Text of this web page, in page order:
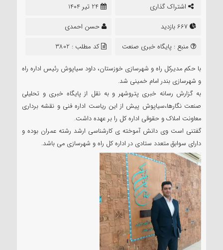
اشتراک گذاری
24 تیر 1404
حسن احمدی
منبع : پایگاه خبری صنعت
نگارها
کد مطلب : 3802
با حکم مدیرکل راه‌ و شهرسازی خوزستان، داود سیاپوش رئیس اداره راه
و شهرسازی بندر امام خمینی شد.
به گزارش رسانه خبری پتروشهر و به نقل از پایگاه خبری و تحلیلی
صنعت نگارها،سیاپوش پیش از این ریاست اداره فنی و نقشه برداری
معاونت املاک و حقوقی اداره کل را بر عهده داشت.
گفتنی است وی دانش آموخته ی کارشناسی ارشد رشته عمران بوده و
دارای سوابق متعدد ستادی در اداره کل راه و شهرسازی می باشد.